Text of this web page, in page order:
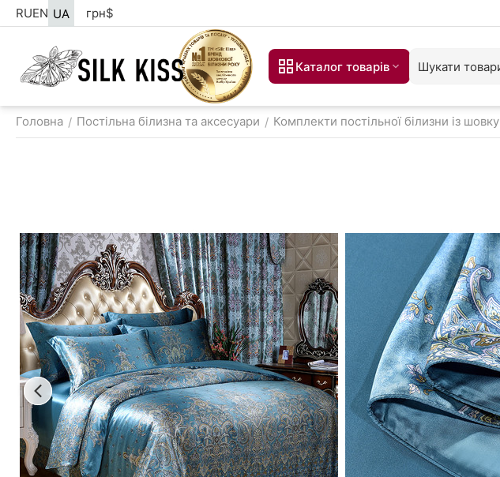
RUEN UA грн$
Каталог товарiв
Головна / Постільна білизна та аксесуари / Комплекти постільної білизни із шовку